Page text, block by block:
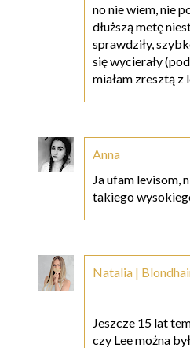
no nie wiem, nie
dłuższą metę
sprawdziły,
się wycierały
miałam zresztą z
Anna
Ja ufam levisom,
takiego
Natalia |
Jeszcze 15 lat
czy Lee można